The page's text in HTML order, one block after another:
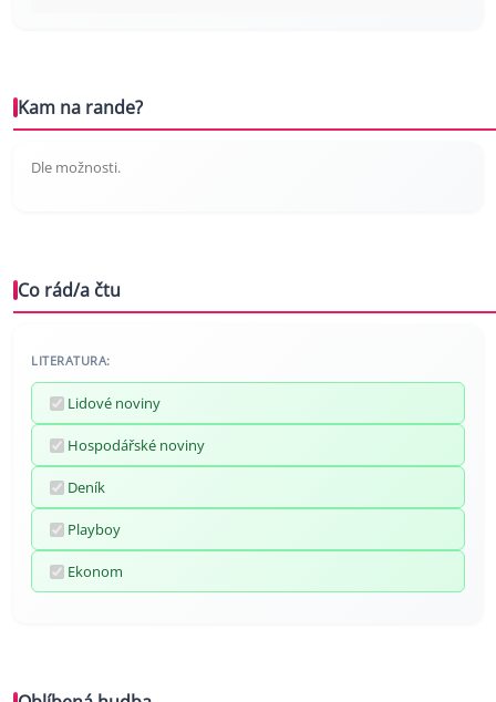
Kam na rande?
Dle možnosti.
Co rád/a čtu
LITERATURA:
Lidové noviny
Hospodářské noviny
Deník
Playboy
Ekonom